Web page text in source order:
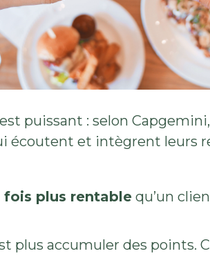
est puissant : selon
écoutent et intègrent leurs
fois plus rentable qu’un
plus accumuler des points.